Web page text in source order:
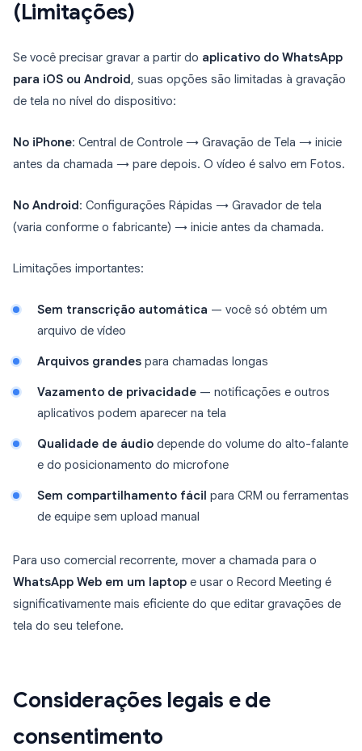
(Limitações)
Se você precisar gravar a partir do aplicativo do WhatsApp
para iOS ou Android , suas opções são limitadas à gravação
de tela no nível do dispositivo:
No iPhone: Central de Controle → Gravação de Tela → inicie
antes da chamada → pare depois. O vídeo é salvo em Fotos.
No Android : Configurações Rápidas → Gravador de tela
(varia conforme o fabricante) → inicie antes da chamada.
Limitações importantes:
Sem transcrição automática — você só obtém um
arquivo de vídeo
Arquivos grandes para chamadas longas
Vazamento de privacidade — notificações e outros
aplicativos podem aparecer na tela
Qualidade de áudio depende do volume do alto-falante
e do posicionamento do microfone
Sem compartilhamento fácil para CRM ou ferramentas
de equipe sem upload manual
Para uso comercial recorrente, mover a chamada para o
WhatsApp Web em um laptop e usar o Record Meeting é
significativamente mais eficiente do que editar gravações de
tela do seu telefone.
Considerações legais e de
consentimento